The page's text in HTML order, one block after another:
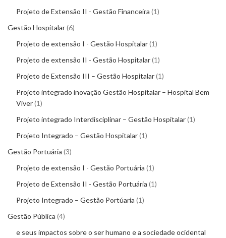
Projeto de Extensão II - Gestão Financeira 1
Gestão Hospitalar 6
Projeto de extensão I - Gestão Hospitalar 1
Projeto de extensão II - Gestão Hospitalar 1
Projeto de Extensão III – Gestão Hospitalar 1
Projeto integrado inovação Gestão Hospitalar – Hospital Bem
Viver 1
Projeto integrado Interdisciplinar – Gestão Hospitalar 1
Projeto Integrado – Gestão Hospitalar 1
Gestão Portuária 3
Projeto de extensão I - Gestão Portuária 1
Projeto de Extensão II - Gestão Portuária 1
Projeto Integrado – Gestão Portúaria 1
Gestão Pública 4
e seus impactos sobre o ser humano e a sociedade ocidental